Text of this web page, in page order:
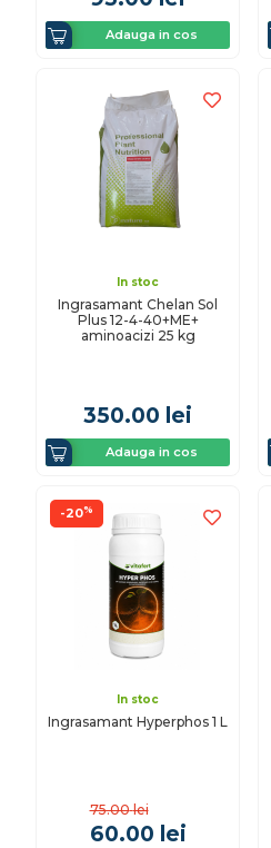
Adauga in cos
In stoc
Ingrasamant Chelan Sol
Plus 12-4-40+ME+
aminoacizi 25 kg
350.00 lei
Adauga in cos
-20%
In stoc
Ingrasamant Hyperphos 1 L
75.00 lei
60.00 lei